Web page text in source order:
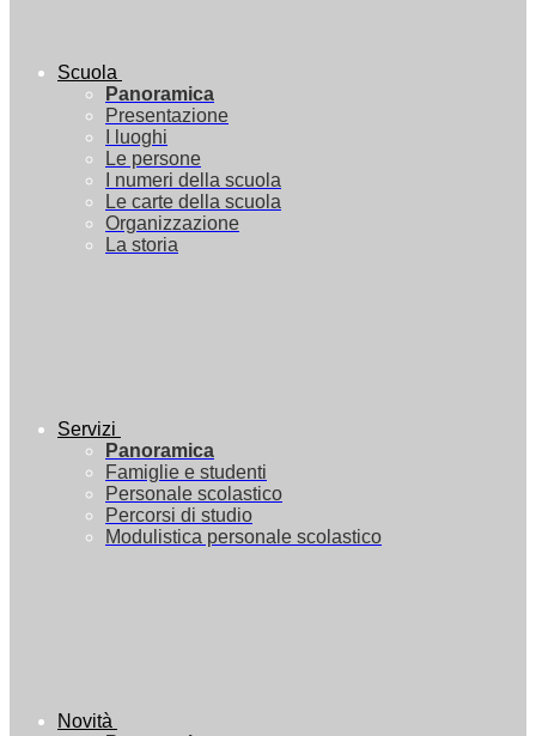
Scuola
Panoramica
Presentazione
I luoghi
Le persone
I numeri della scuola
Le carte della scuola
Organizzazione
La storia
Servizi
Panoramica
Famiglie e studenti
Personale scolastico
Percorsi di studio
Modulistica personale scolastico
Novità